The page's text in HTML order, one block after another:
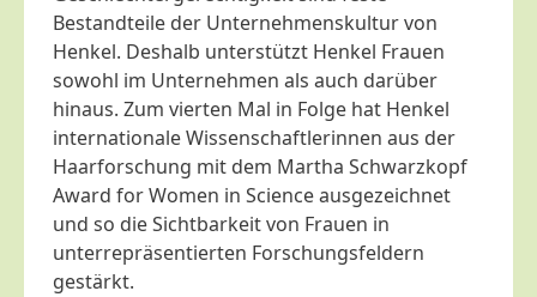
Bestandteile der Unternehmenskultur von
Henkel. Deshalb unterstützt Henkel Frauen
sowohl im Unternehmen als auch darüber
hinaus. Zum vierten Mal in Folge hat Henkel
internationale Wissenschaftlerinnen aus der
Haarforschung mit dem Martha Schwarzkopf
Award for Women in Science ausgezeichnet
und so die Sichtbarkeit von Frauen in
unterrepräsentierten Forschungsfeldern
gestärkt.